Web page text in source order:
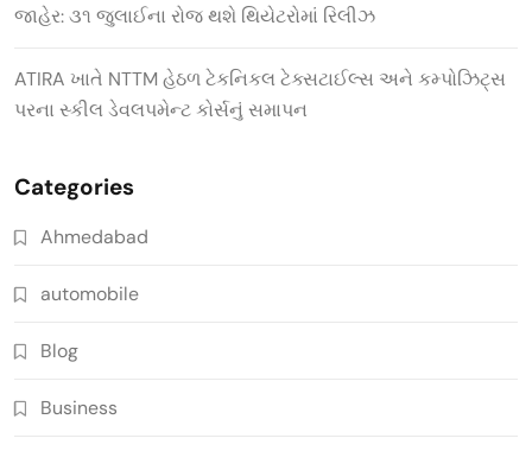
જાહેર: ૩૧ જુલાઈના રોજ થશે થિયેટરોમાં રિલીઝ
ATIRA ખાતે NTTM હેઠળ ટેકનિકલ ટેક્સટાઈલ્સ અને કમ્પોઝિટ્સ
પરના સ્કીલ ડેવલપમેન્ટ કોર્સનું સમાપન
Categories
Ahmedabad
automobile
Blog
Business